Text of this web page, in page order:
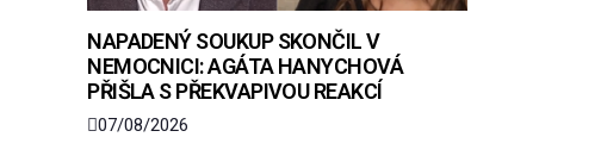
NAPADENÝ SOUKUP SKONČIL V
NEMOCNICI: AGÁTA HANYCHOVÁ
PŘIŠLA S PŘEKVAPIVOU REAKCÍ
07/08/2026